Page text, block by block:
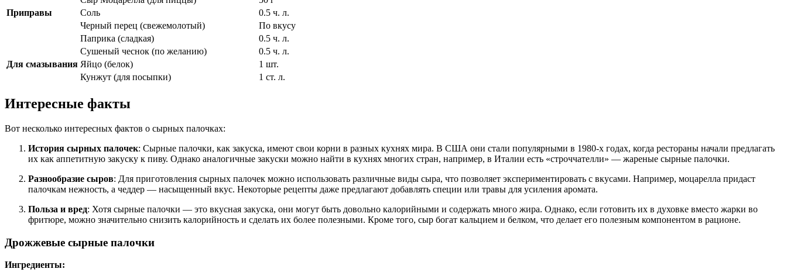
Приправы
Соль
0.5 ч. л.
Черный перец (свежемолотый)
По вкусу
Паприка (сладкая)
0.5 ч. л.
Сушеный чеснок (по желанию)
0.5 ч. л.
Для смазывания Яйцо (белок)
1 шт.
Кунжут (для посыпки)
1 ст. л.
Интересные факты
Вот несколько интересных фактов о сырных палочках:
История сырных палочек: Сырные палочки, как закуска, имеют свои корни в разных кухнях мира. В США они стали популярными в 1980-х годах, когда рестораны начали предлагать
их как аппетитную закуску к пиву. Однако аналогичные закуски можно найти в кухнях многих стран, например, в Италии есть «строччателли» — жареные сырные палочки.
Разнообразие сыров: Для приготовления сырных палочек можно использовать различные виды сыра, что позволяет экспериментировать с вкусами. Например, моцарелла придаст
палочкам нежность, а чеддер — насыщенный вкус. Некоторые рецепты даже предлагают добавлять специи или травы для усиления аромата.
Польза и вред: Хотя сырные палочки — это вкусная закуска, они могут быть довольно калорийными и содержать много жира. Однако, если готовить их в духовке вместо жарки во
фритюре, можно значительно снизить калорийность и сделать их более полезными. Кроме того, сыр богат кальцием и белком, что делает его полезным компонентом в рационе.
Дрожжевые сырные палочки
Ингредиенты: